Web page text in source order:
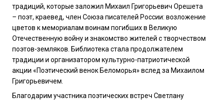
традиций, которые заложил Михаил Григорьевич Орешета
– поэт, краевед, член Союза писателей России: возложение
цветов к мемориалам воинам погибших в Великую
Отечественную войну и знакомство жителей с творчеством
поэтов-земляков. Библиотека стала продолжателем
традиции и организатором культурно-патриотической
акции «Поэтический венок Беломорья» вслед за Михаилом
Григорьевичем.
Благодарим участника поэтических встреч Светлану